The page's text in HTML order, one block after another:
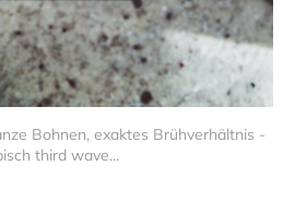
Bohnen, exaktes Brühverhältnis -
third wave...